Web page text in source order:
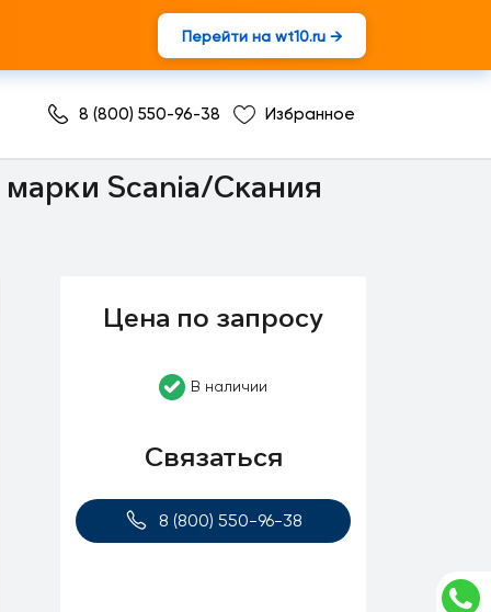
Перейти на wt10.ru →
8 (800) 550-96-38 Избранное
марки Scania/Скания
Цена по запросу
В наличии
Связаться
8 (800) 550-96-38